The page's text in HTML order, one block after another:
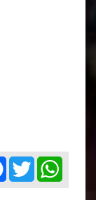
Facebook
Twitter